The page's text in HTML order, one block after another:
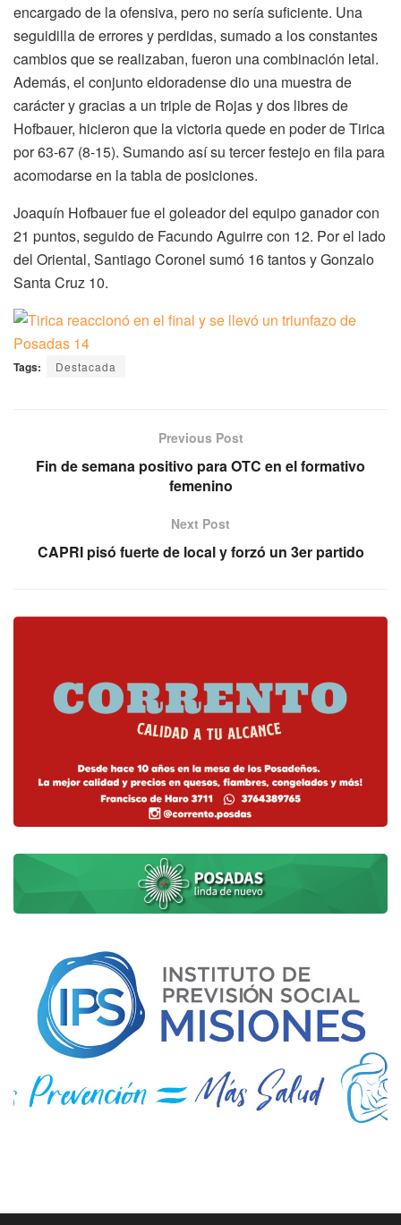
encargado de la ofensiva, pero no sería suficiente. Una
seguidilla de errores y perdidas, sumado a los constantes
cambios que se realizaban, fueron una combinación letal.
Además, el conjunto eldoradense dio una muestra de
carácter y gracias a un triple de Rojas y dos libres de
Hofbauer, hicieron que la victoria quede en poder de Tirica
por 63-67 (8-15). Sumando así su tercer festejo en fila para
acomodarse en la tabla de posiciones.
Joaquín Hofbauer fue el goleador del equipo ganador con
21 puntos, seguido de Facundo Aguirre con 12. Por el lado
del Oriental, Santiago Coronel sumó 16 tantos y Gonzalo
Santa Cruz 10.
Tags: Destacada
Previous Post
Fin de semana positivo para OTC en el formativo
femenino
Next Post
CAPRI pisó fuerte de local y forzó un 3er partido